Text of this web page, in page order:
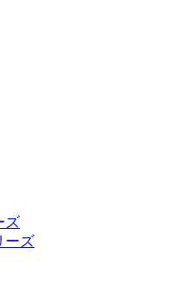
ズ
ーズ